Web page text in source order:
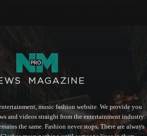
music fashion website. We provide you
and videos straight from the entertainment industry.
the same. Fashion never stops. There are always